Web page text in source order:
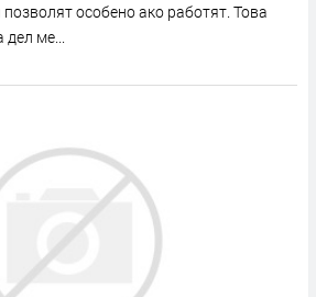
особено ако работят. Това
дел ме...